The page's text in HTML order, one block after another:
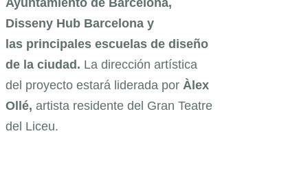
Disseny Hub Barcelona y
las principales escuelas de diseño
de la ciudad. La dirección artística
del proyecto estará liderada por Àlex
Ollé, artista residente del Gran Teatre
del Liceu.